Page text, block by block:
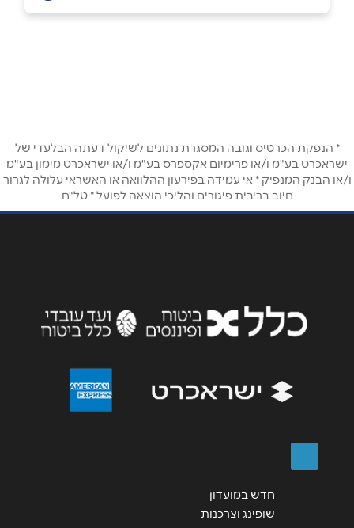
באתר באינסטגרם ביוטיוב
טלפון*
אימייל *
הודעה*
* הנפקת הכרטיס וגובה המסגרת נתונים לשיקול דעתה הבלעדי של
ישראכרט בע"מ ו/או פרימיום אקספרס בע"מ ו/או ישראכרט מימון בע"מ
ו/או הבנק המנפיק * אי עמידה בפירעון ההלוואה או האשראי עלולה לגרור
חיוב בריבית פיגורים והליכי הוצאה לפועל * טל"ח
חדש במועדון
שופינג וצרכנות